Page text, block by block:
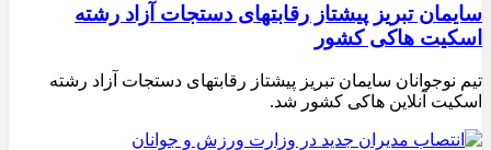
سایمان تبریز پیشتاز رقابتهای دستجات آزاد رشته
اسکیت هاکی کشور
تیم نوجوانان سایمان تبریز پیشتاز رقابتهای دستجات آزاد رشته
اسکیت آنلاین هاکی کشور شد.